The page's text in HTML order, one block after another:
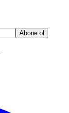
Abone ol